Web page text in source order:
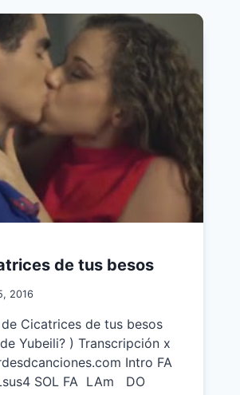
de tus besos
2016
Cicatrices de tus besos
Yubeili? ) Transcripción x
Intro FA
SOL FA LAm DO